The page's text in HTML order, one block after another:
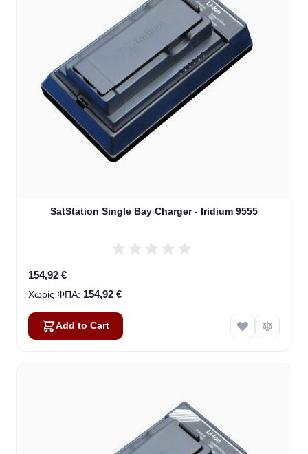
SatStation Single Bay Charger - Iridium 9555
154,92 €
154,92 €
Add to Cart